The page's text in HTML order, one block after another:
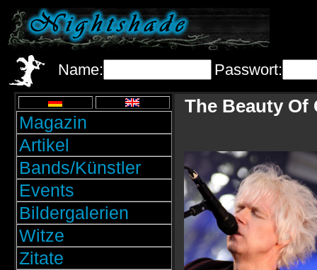
Name: Passwort:
Magazin
Artikel
Bands/Künstler
Events
Bildergalerien
Witze
Zitate
The Beauty Of